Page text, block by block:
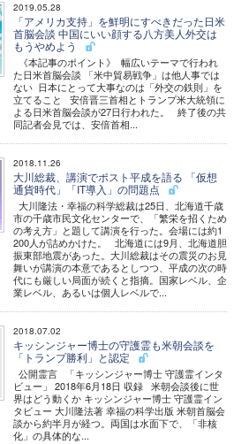
2019.05.28
「アメリカ支持」を鮮明にすべきだった日米
首脳会談 中国にいい顔する八方美人外交は
もうやめよう
《本記事のポイント》 幅広いテーマで行われ
た日米首脳会談 「米中貿易戦争」は他人事では
ない 日本にとって大事なのは「外交の鉄則」を
立てること 安倍晋三首相とトランプ米大統領に
よる日米首脳会談が27日行われた。 終了後の共
同記者会見では、安倍首相...
2018.11.26
大川総裁、講演でポスト平成を語る 「仮想
通貨時代」「IT導入」の問題点
大川隆法・幸福の科学総裁は25日、北海道千歳
市の千歳市民文化センターで、「繁栄を招くため
の考え方」と題して講演を行った。会場には約1
200人が詰めかけた。 北海道には9月、北海道胆
振東部地震があった。大川総裁はその震災のお見
舞いが講演の本意であるとしつつ、平成の次の時
代にも厳しい局面が続くと指摘。国家レベル、企
業レベル、あるいは個人レベルで...
2018.07.02
キッシンジャー博士の守護霊も米朝会談を
「トランプ勝利」と認定
公開霊言 「キッシンジャー博士 守護霊インタ
ビュー」 2018年6月18日 収録 米朝会談後に世
界はどう動くか キッシンジャー博士 守護霊イン
タビュー 大川隆法著 幸福の科学出版 米朝首脳会
談から約半月が経つ。両国は水面下で、「非核
化」の具体的な...